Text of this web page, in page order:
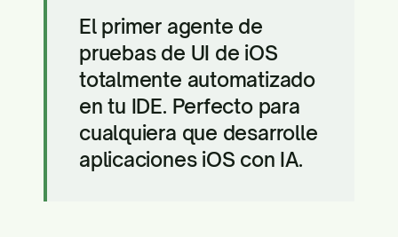
El primer agente de
pruebas de UI de iOS
totalmente automatizado
en tu IDE. Perfecto para
cualquiera que desarrolle
aplicaciones iOS con IA.